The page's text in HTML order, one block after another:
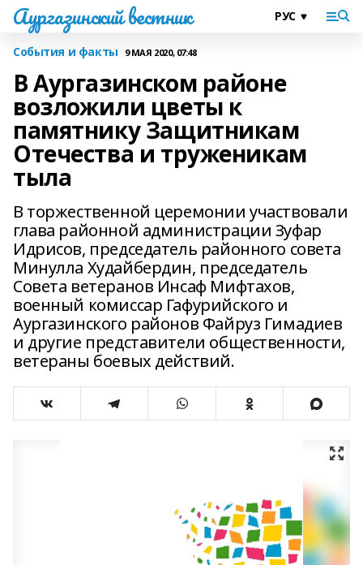
Аургазинский вестник
События и факты 9 МАЯ 2020, 07:48
В Аургазинском районе
возложили цветы к
памятнику Защитникам
Отечества и труженикам
тыла
В торжественной церемонии участвовали
глава районной администрации Зуфар
Идрисов, председатель районного совета
Минулла Худайбердин, председатель
Совета ветеранов Инсаф Мифтахов,
военный комиссар Гафурийского и
Аургазинского районов Файруз Гимадиев
и другие представители общественности,
ветераны боевых действий.